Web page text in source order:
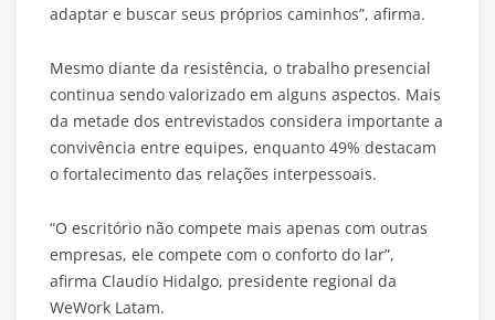
adaptar e buscar seus próprios caminhos”, afirma.
Mesmo diante da resistência, o trabalho presencial
continua sendo valorizado em alguns aspectos. Mais
da metade dos entrevistados considera importante a
convivência entre equipes, enquanto 49% destacam
o fortalecimento das relações interpessoais.
“O escritório não compete mais apenas com outras
empresas, ele compete com o conforto do lar”,
afirma Claudio Hidalgo, presidente regional da
WeWork Latam.